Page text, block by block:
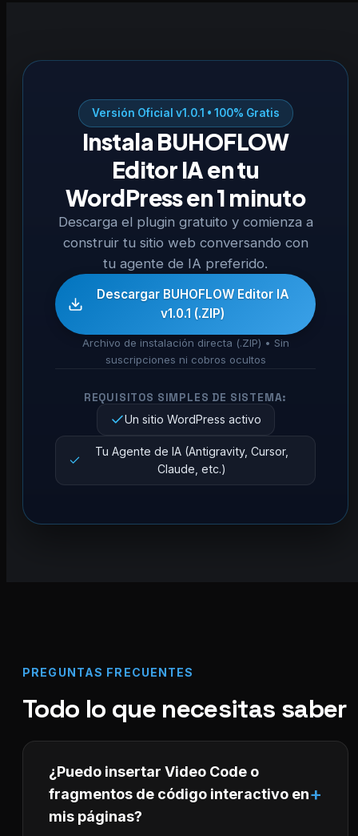
Versión Oficial v1.0.1 • 100% Gratis
Instala BUHOFLOW
Editor IA en tu
WordPress en 1 minuto
Descarga el plugin gratuito y comienza a
construir tu sitio web conversando con
tu agente de IA preferido.
Descargar BUHOFLOW Editor IA
v1.0.1 (.ZIP)
Archivo de instalación directa (.ZIP) • Sin
suscripciones ni cobros ocultos
REQUISITOS SIMPLES DE SISTEMA:
Un sitio WordPress activo
Tu Agente de IA (Antigravity, Cursor,
Claude, etc.)
PREGUNTAS FRECUENTES
Todo lo que necesitas saber
¿Puedo insertar Video Code o
fragmentos de código interactivo en
mis páginas?